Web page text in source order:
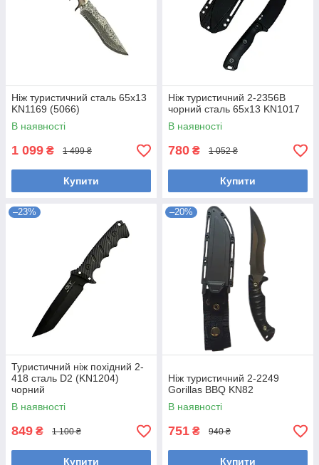
Ніж туристичний сталь 65х13
KN1169 (5066)
В наявності
1 099 ₴ 1 499 ₴
Купити
Ніж туристичний 2-2356В
чорний сталь 65х13 KN1017
В наявності
780 ₴ 1 052 ₴
Купити
–23%
Туристичний ніж похідний 2-
418 сталь D2 (KN1204)
чорний
В наявності
849 ₴ 1 100 ₴
Купити
–20%
Ніж туристичний 2-2249
Gorillas BBQ KN82
В наявності
751 ₴ 940 ₴
Купити